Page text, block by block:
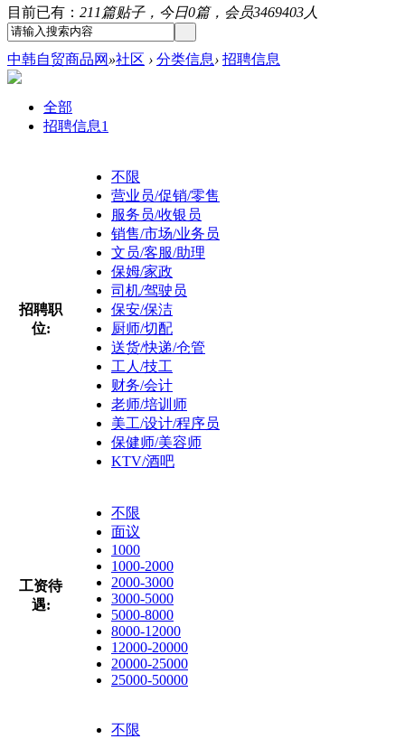
目前已有： 211篇贴子，今日0篇，会员3469403人
中韩自贸商品网 »社区 › 分类信息› 招聘信息
全部
招聘信息1
招聘职
位:
不限
营业员/促销/零售
服务员/收银员
销售/市场/业务员
文员/客服/助理
保姆/家政
司机/驾驶员
保安/保洁
厨师/切配
送货/快递/仓管
工人/技工
财务/会计
老师/培训师
美工/设计/程序员
保健师/美容师
KTV/酒吧
工资待
遇:
不限
面议
1000
1000-2000
2000-3000
3000-5000
5000-8000
8000-12000
12000-20000
20000-25000
25000-50000
不限